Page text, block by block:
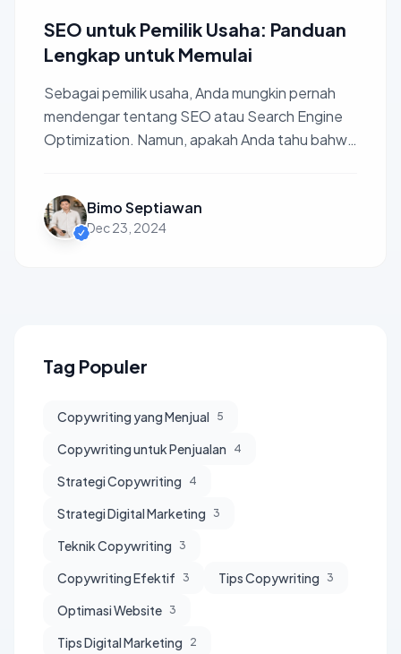
SEO untuk Pemilik Usaha: Panduan
Lengkap untuk Memulai
Sebagai pemilik usaha, Anda mungkin pernah
mendengar tentang SEO atau Search Engine
Optimization. Namun, apakah Anda tahu bahwa
Bimo Septiawan
Dec 23, 2024
Tag Populer
Copywriting yang Menjual 5
Copywriting untuk Penjualan 4
Strategi Copywriting 4
Strategi Digital Marketing 3
Teknik Copywriting 3
Copywriting Efektif 3 Tips Copywriting 3
Optimasi Website 3
Tips Digital Marketing 2